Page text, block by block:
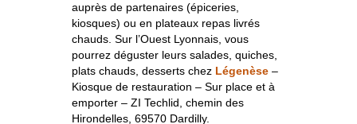
auprès de partenaires (épiceries,
kiosques) ou en plateaux repas livrés
chauds. Sur l’Ouest Lyonnais, vous
pourrez déguster leurs salades, quiches,
plats chauds, desserts chez Légenèse –
Kiosque de restauration – Sur place et à
emporter –ZI Techlid, chemin des
Hirondelles, 69570 Dardilly.